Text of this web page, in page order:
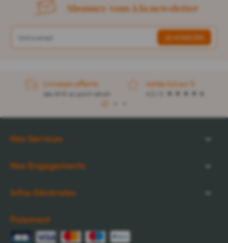
Abonnez-vous à la newsletter
Livraison offerte
dès 49 € en point retrait
notée 4,6 sur 5
Nos Services
Nos Engagements
Infos Générales
Paiement